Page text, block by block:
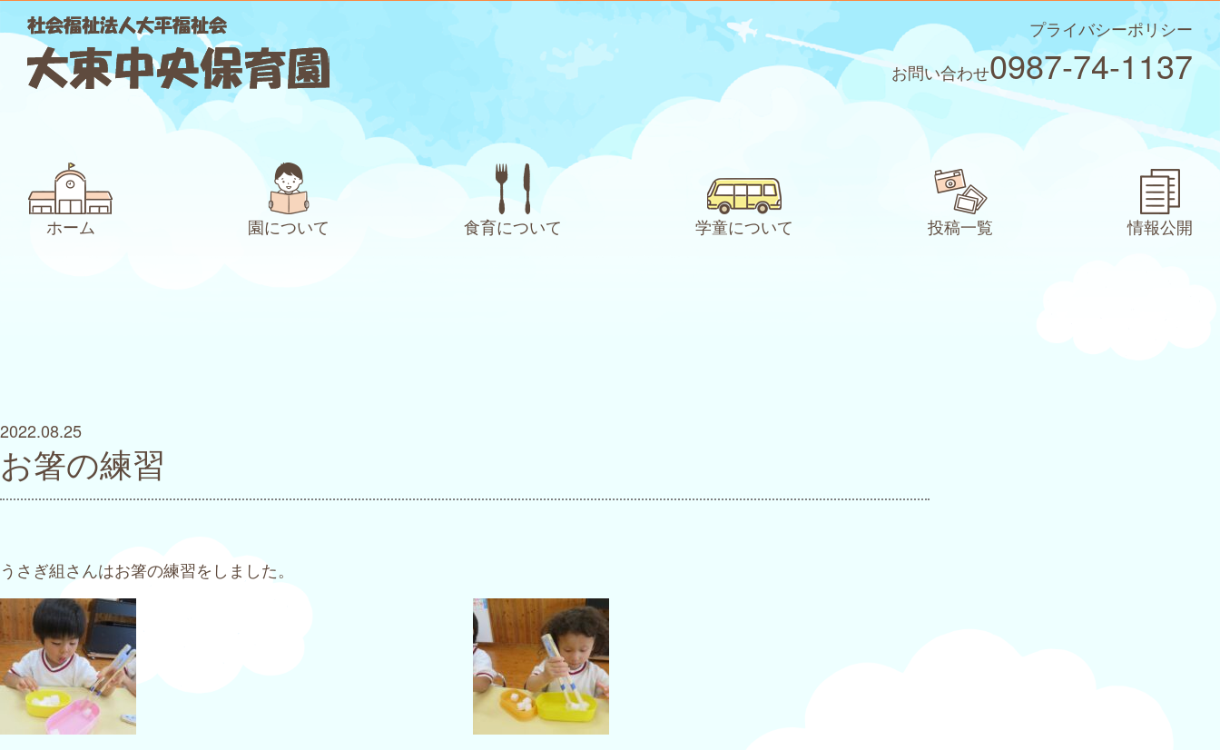
プライバシーポリシー
お問い合わせ0987-74-1137
ホーム 園について 食育について 学童について 投稿一覧 情報公開
お箸の練習
2022.08.25
うさぎ組さんはお箸の練習をしました。